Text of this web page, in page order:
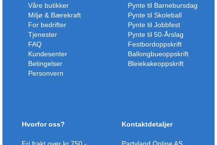
Våre butikker
Miljø & Bærekraft
For bedrifter
Tjenester
FAQ
Kundesenter
Betingelser
Personvern
Pynte til Barnebursdag
Pynte til Skoleball
Pynte til Jobbfest
Pynte til 50-Årslag
Festbordoppskrift
Ballongbueoppskrift
Bleiekakeoppskrift
Hvorfor oss? Kontaktdetaljer